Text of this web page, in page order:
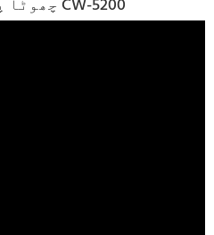
چھوٹا پورٹیبل چلر CW-5200